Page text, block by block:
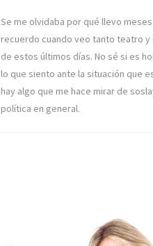
Se me olvidaba por qué llevo
recuerdo cuando veo tanto teatro
de estos últimos días. No sé si es
lo que siento ante la situación que
hay algo que me hace mirar de
política en general.